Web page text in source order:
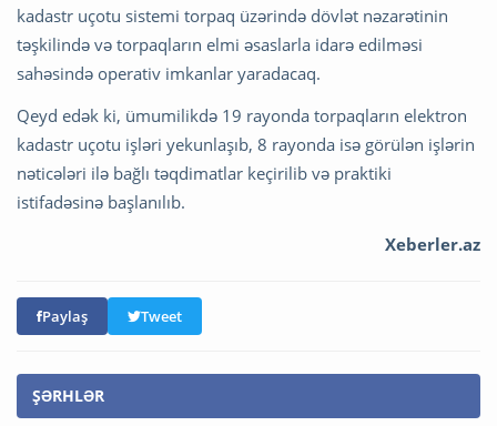
kadastr uçotu sistemi torpaq üzərində dövlət nəzarətinin
təşkilində və torpaqların elmi əsaslarla idarə edilməsi
sahəsində operativ imkanlar yaradacaq.
Qeyd edək ki, ümumilikdə 19 rayonda torpaqların elektron
kadastr uçotu işləri yekunlaşıb, 8 rayonda isə görülən işlərin
nəticələri ilə bağlı təqdimatlar keçirilib və praktiki
istifadəsinə başlanılıb.
Xeberler.az
Paylaş Tweet
ŞƏRHLƏR